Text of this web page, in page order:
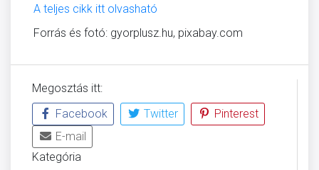
A teljes cikk itt olvasható
Forrás és fotó: gyorplusz.hu, pixabay.com
Megosztás itt:
Facebook
Twitter
Pinterest
E-mail
Kategória